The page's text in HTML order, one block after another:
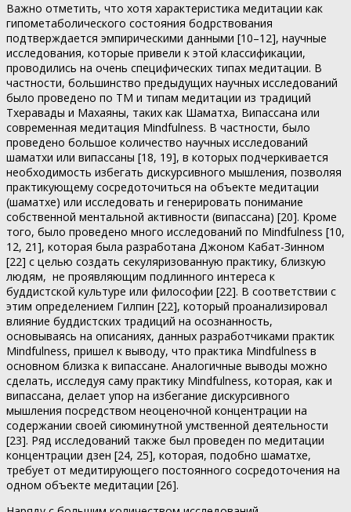
Важно отметить, что хотя характеристика медитации как
гипометаболического состояния бодрствования
подтверждается эмпирическими данными [10–12], научные
исследования, которые привели к этой классификации,
проводились на очень специфических типах медитации. В
частности, большинство предыдущих научных исследований
было проведено по ТМ и типам медитации из традиций
Тхеравады и Махаяны, таких как Шаматха, Випассана или
современная медитация Mindfulness. В частности, было
проведено большое количество научных исследований
шаматхи или випассаны [18, 19], в которых подчеркивается
необходимость избегать дискурсивного мышления, позволяя
практикующему сосредоточиться на объекте медитации
(шаматхе) или исследовать и генерировать понимание
собственной ментальной активности (випассана) [20]. Кроме
того, было проведено много исследований по Mindfulness [10,
12, 21], которая была разработана Джоном Кабат-Зинном
[22] с целью создать секуляризованную практику, близкую
людям, не проявляющим подлинного интереса к
буддистской культуре или философии [22]. В соответствии с
этим определением Гилпин [22], который проанализировал
влияние буддистских традиций на осознанность,
основываясь на описаниях, данных разработчиками практик
Mindfulness, пришел к выводу, что практика Mindfulness в
основном близка к випассане. Аналогичные выводы можно
сделать, исследуя саму практику Mindfulness, которая, как и
випассана, делает упор на избегание дискурсивного
мышления посредством неоценочной концентрации на
содержании своей сиюминутной умственной деятельности
[23]. Ряд исследований также был проведен по медитации
концентрации дзен [24, 25], которая, подобно шаматхе,
требует от медитирующего постоянного сосредоточения на
одном объекте медитации [26].